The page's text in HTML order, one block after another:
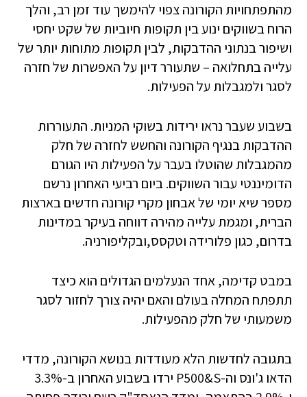
מהתפתחויות הקורונה צפוי להימשך עוד זמן רב, והלך
הרוח בשווקים ינוע בין תקופות חיוביות של שקט יחסי
ושיפור בנתוני ההדבקות, לבין תקופות מתוחות יותר של
עלייה בתחלואה – שתעורר דיון על האפשרות של חזרה
לסגר ולמגבלות על הפעילות.
בשבוע שעבר נראו ירידות בשוקי המניות. התעוררות
ההדבקות בנגיף הקורונה והחשש לחזרה של חלק
מהמגבלות שהוטלו בעבר על הפעילות היו הגורם
הדומיננטי עבור השווקים. ביום רביעי האחרון נרשם
מספר שיא יומי של אבחון מקרי קורונה חדשים בארצות
הברית, ומגמת עלייה מהירה דווחה בעיקר במדינות
בדרום, כגון פלורידה וטקסס,ובקליפורניה.
במבט קדימה, אחד הנעלמים הגדולים הוא כיצד
תתפתח המחלה בעולם והאם יהיה צורך לחזור לסגר
משמעותי של חלק מהפעילות.
בתגובה לחדשות הלא מעודדות בנושא הקורונה, מדדי
הדאו ג'ונס וה-P500&S ירדו בשבוע האחרון ב-3.3%